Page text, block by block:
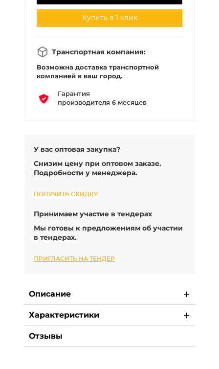
Купить в 1 клик
Транспортная компания:
Возможна доставка транспортной
компанией в ваш город.
Гарантия
производителя 6 месяцев
У вас оптовая закупка?
Снизим цену при оптовом заказе.
Подробности у менеджера.
ПОЛУЧИТЬ СКИДКУ
Принимаем участие в тендерах
Мы готовы к предложениям об участии
в тендерах.
ПРИГЛАСИТЬ НА ТЕНДЕР
Описание
Характеристики
Отзывы